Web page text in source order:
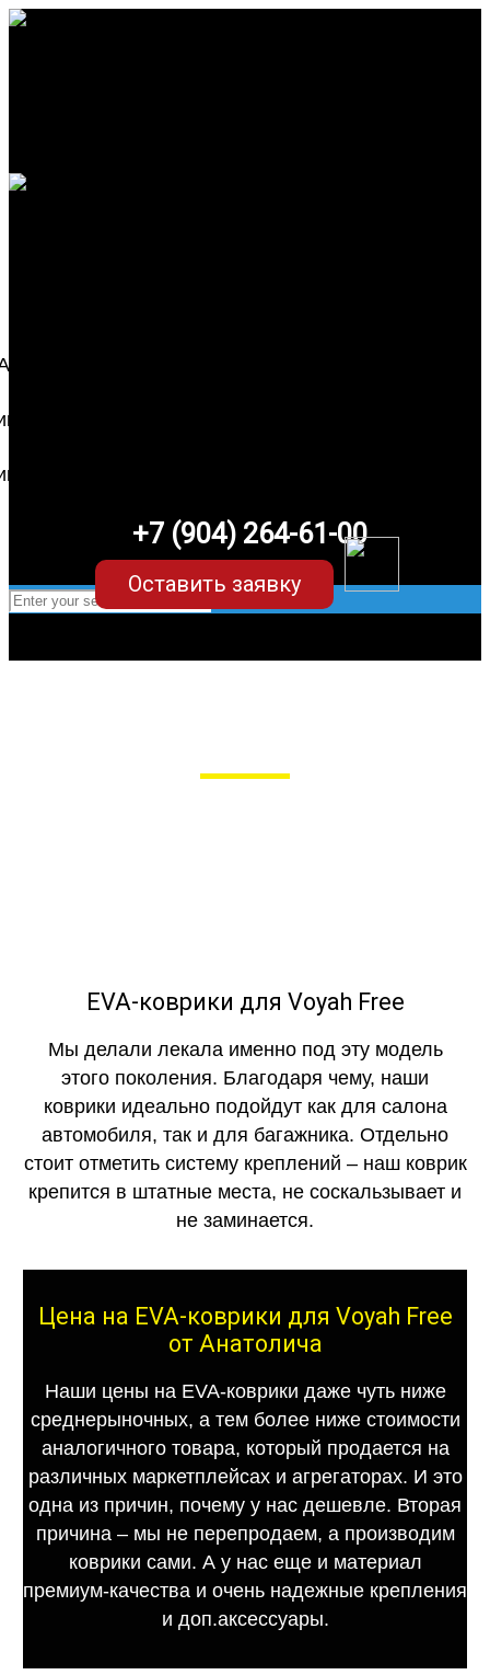
+7 (904) 264-61-00
Оставить заявку
EVA-коврики для Voyah Free
Мы делали лекала именно под эту модель
этого поколения. Благодаря чему, наши
коврики идеально подойдут как для салона
автомобиля, так и для багажника. Отдельно
стоит отметить систему креплений – наш коврик
крепится в штатные места, не соскальзывает и
не заминается.
Цена на EVA-коврики для Voyah Free
от Анатолича
Наши цены на EVA-коврики даже чуть ниже
среднерыночных, а тем более ниже стоимости
аналогичного товара, который продается на
различных маркетплейсах и агрегаторах. И это
одна из причин, почему у нас дешевле. Вторая
причина – мы не перепродаем, а производим
коврики сами. А у нас еще и материал
премиум-качества и очень надежные крепления
и доп.аксессуары.